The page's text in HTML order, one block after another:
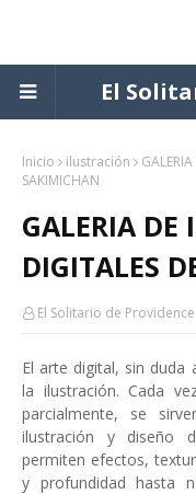
El
Inicio ilustración
SAKIMICHAN
GALERIA DE
DIGITALES
El Solitario de Providence
El arte digital, sin duda
la ilustración. Cada
parcialmente, se
ilustración y diseño
permiten efectos,
y profundidad hasta